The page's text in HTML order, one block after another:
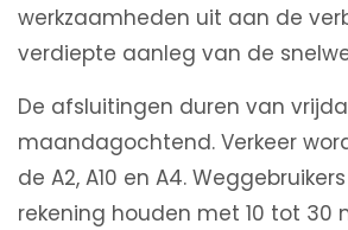
werkzaamheden uit aan de
verdiepte aanleg van de
De afsluitingen duren van
maandagochtend. Verkeer
de A2, A10 en A4.
rekening houden met 10 tot 30